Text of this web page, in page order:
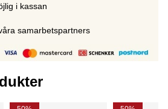
i kassan
samarbetspartners